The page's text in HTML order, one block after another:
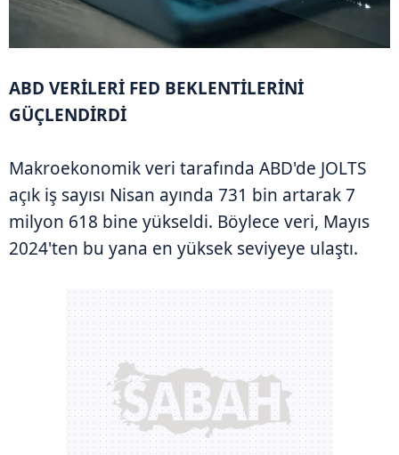
ABD VERİLERİ FED BEKLENTİLERİNİ
GÜÇLENDİRDİ
Makroekonomik veri tarafında ABD'de JOLTS
açık iş sayısı Nisan ayında 731 bin artarak 7
milyon 618 bine yükseldi. Böylece veri, Mayıs
2024'ten bu yana en yüksek seviyeye ulaştı.